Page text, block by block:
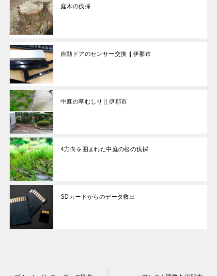
庭木の伐採
自動ドアのセンサー交換 || 伊那市
中庭の草むしり || 伊那市
4方向を囲まれた中庭の松の伐採
SDカードからのデータ救出